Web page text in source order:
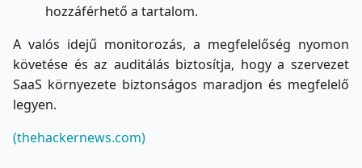
hozzáférhető a tartalom.
A valós idejű monitorozás, a megfelelőség nyomon
követése és az auditálás biztosítja, hogy a szervezet
SaaS környezete biztonságos maradjon és megfelelő
legyen.
(thehackernews.com)